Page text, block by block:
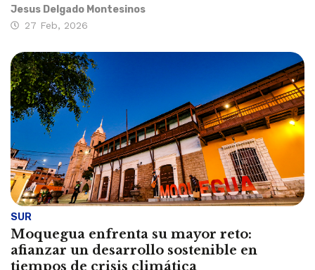
Jesus Delgado Montesinos
27 Feb, 2026
SUR
Moquegua enfrenta su mayor reto:
afianzar un desarrollo sostenible en
tiempos de crisis climática